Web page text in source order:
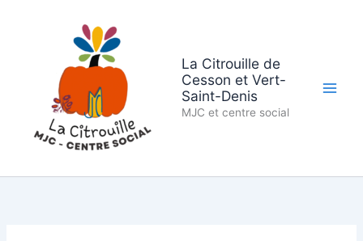
La Citrouille de
Cesson et Vert-
Saint-Denis
MJC et centre social